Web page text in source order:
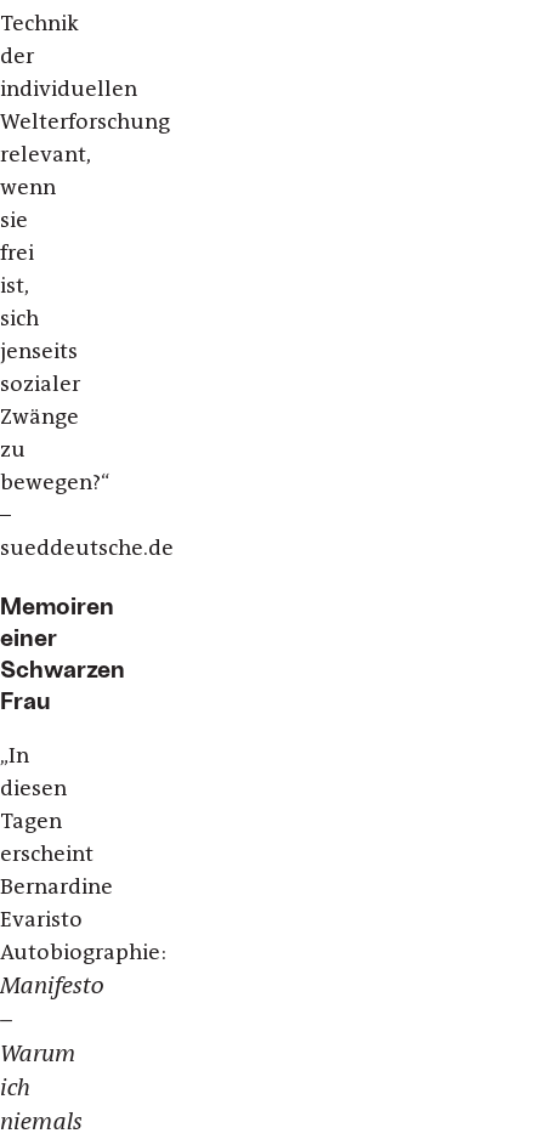
Technik
der
individuellen
Welterforschung
relevant,
wenn
sie
frei
ist,
sich
jenseits
sozialer
Zwänge
zu
bewegen?“
–
sueddeutsche.de
Memoiren
einer
Schwarzen
Frau
„In
diesen
Tagen
erscheint
Bernardine
Evaristo
Autobiographie:
Manifesto
–
Warum
ich
niemals